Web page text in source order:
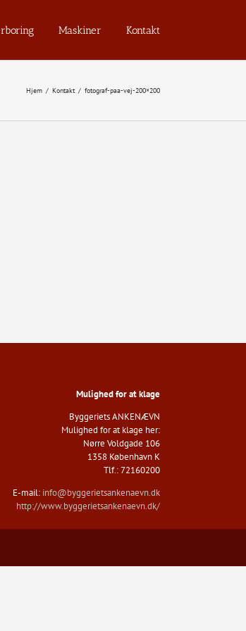
Maskiner Kontakt
Hjem / Kontakt / fotograf-paa-vej-200×200
Mulighed for at klage
Byggeriets ANKENÆVN​
Mulighed for at klage her:
Nørre Voldgade 106
1358 København K
​Tlf.: 72160200
E-mail: info@byggerietsankenaevn.dk
http://www.byggerietsankenaevn.dk/